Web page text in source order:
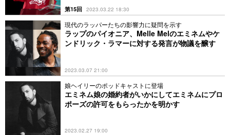
第15回 2023.03.22 18:30
現代のラッパーたちの影響力に疑問を示す
ラップのパイオニア、Melle Melのエミネムやケ
ンドリック・ラマーに対する発言が物議を醸す
2023.03.07 21:00
娘ヘイリーのポッドキャストに登場
エミネム娘の婚約者がいかにしてエミネムにプロ
ポーズの許可をもらったかを明かす
2023.02.27 19:00